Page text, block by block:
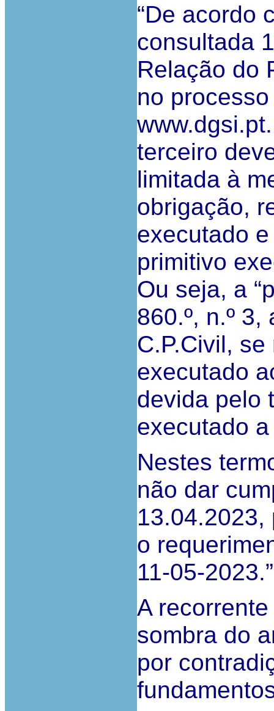
“De acordo
consultada
Relação do
no
terceiro
limitada à
obrigação,
executado
primitivo
Ou seja, a
860.º, n.º 3,
C.P.Civil,
executado
devida pelo
executado a
Nestes
não dar
o
11-05-
A
sombra do
por